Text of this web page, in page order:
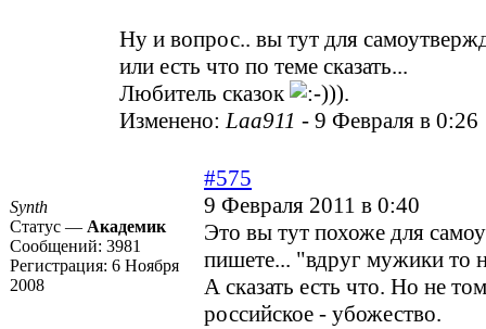
Ну и вопрос.. вы тут для
или есть что по теме сказать...
Любитель сказок
)).
Изменено:Laa911 - 9 Февраля в 0:26
Synth
Статус — Академик
Сообщений: 3981
Регистрация: 6 Ноября
2008
#575
9 Февраля 2011 в 0:40
Это вы тут похоже для
пишете... "вдруг мужики то
А сказать есть что. Но не
российское - убожество.